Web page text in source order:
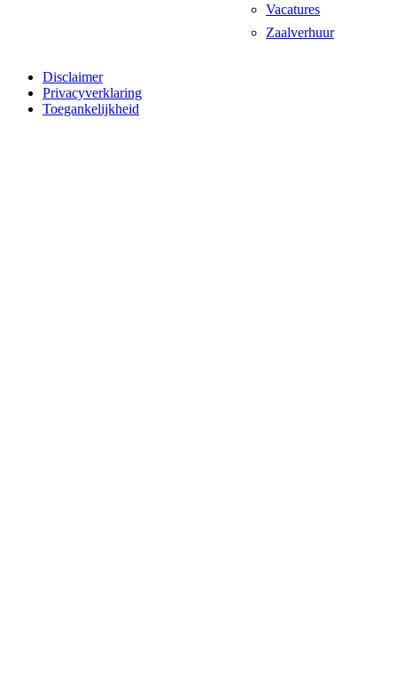
Vacatures
Zaalverhuur
Disclaimer
Privacyverklaring
Toegankelijkheid